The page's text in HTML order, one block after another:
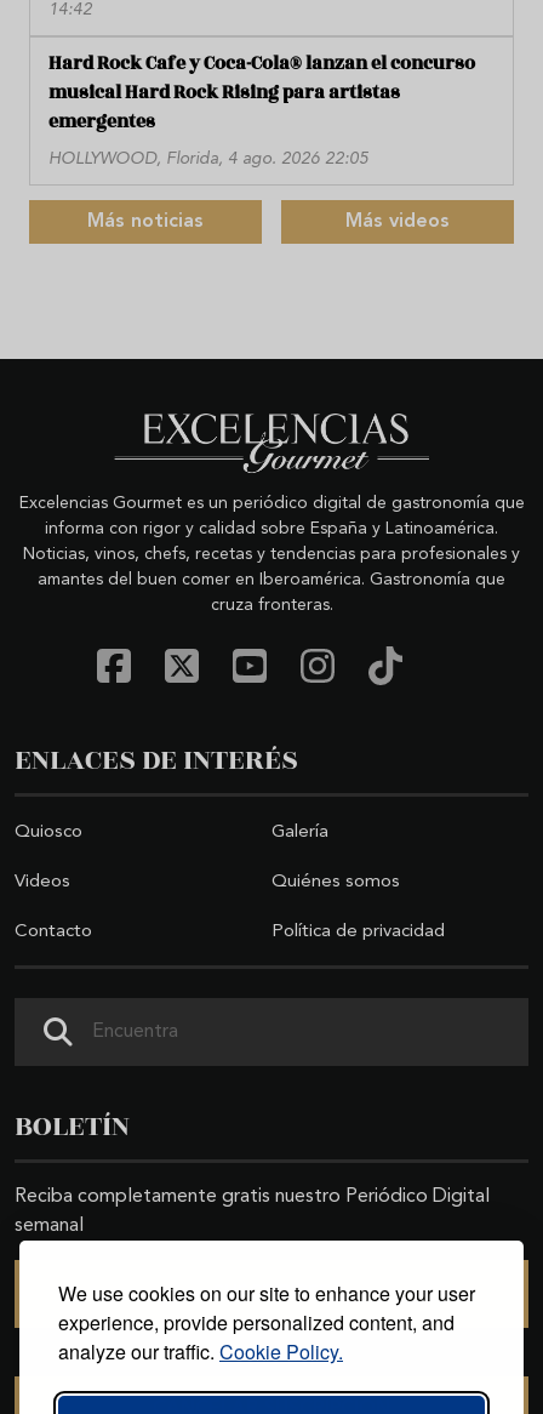
We use cookies on our site to enhance your user
experience, provide personalized content, and
analyze our traffic. Cookie Policy.
14:42
Hard Rock Cafe y Coca-Cola® lanzan el concurso
musical Hard Rock Rising para artistas
emergentes
HOLLYWOOD, Florida, 4 ago. 2026 22:05
Más noticias Más videos
Excelencias Gourmet es un periódico digital de gastronomía que
informa con rigor y calidad sobre España y Latinoamérica.
Noticias, vinos, chefs, recetas y tendencias para profesionales y
amantes del buen comer en Iberoamérica. Gastronomía que
cruza fronteras.
ENLACES DE INTERÉS
Quiosco Galería
Videos Quiénes somos
Contacto Política de privacidad
BOLETÍN
Reciba completamente gratis nuestro Periódico Digital
semanal
SUSCRIBIRSE